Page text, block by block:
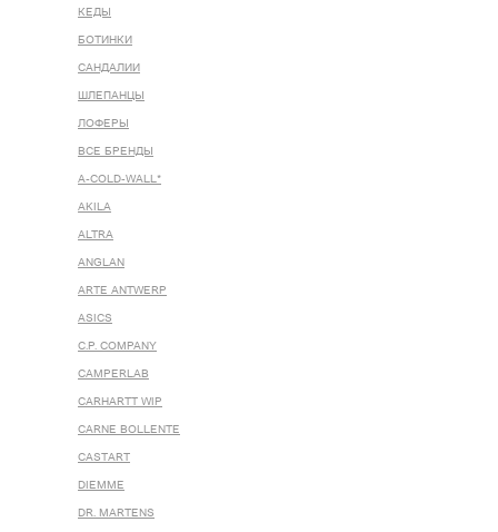
КЕДЫ
БОТИНКИ
САНДАЛИИ
ШЛЕПАНЦЫ
ЛОФЕРЫ
ВСЕ БРЕНДЫ
A-COLD-WALL*
AKILA
ALTRA
ANGLAN
ARTE ANTWERP
ASICS
C.P. COMPANY
CAMPERLAB
CARHARTT WIP
CARNE BOLLENTE
CASTART
DIEMME
DR. MARTENS